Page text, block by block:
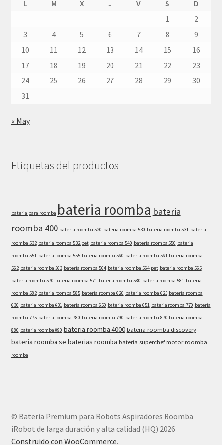
L M X J V S
D
1
2
3
4 5 6 7 8
9
10
11 12 13 14 15
16
17
18 19 20 21 22
23
24
25 26 27 28 29
30
31
« May
Etiquetas del productos
bateria para roomba bateria roomba bateria
roomba 400 bateria roomba 520 bateria roomba 530 bateria roomba 531 bateria
roomba 532 bateria roomba 532 pet bateria roomba 540 bateria roomba 550 bateria
roomba 551 bateria roomba 555 bateria roomba 560 bateria roomba 561 bateria roomba
562 bateria roomba 563 bateria roomba 564 bateria roomba 564 pet bateria roomba 565
bateria roomba 570 bateria roomba 571 bateria roomba 580 bateria roomba 581 bateria
roomba 582 bateria roomba 585 bateria roomba 620 bateria roomba 625 bateria roomba
630 bateria roomba 631 bateria roomba 650 bateria roomba 651 bateria roomba 770 bateria
roomba 775 bateria roomba 780 bateria roomba 790 bateria roomba 870 bateria roomba
880 bateria roomba 890 bateria roomba 4000 bateria roomba discovery
bateria roomba se baterias roomba bateria superchef motor roomba
roomba
© Bateria Premium para Robots Aspiradores Roomba
iRobot de larga duración y alta calidad (HQ) 2026
Construido con WooCommerce.